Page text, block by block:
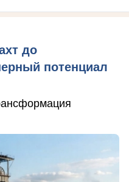
до
потенциал